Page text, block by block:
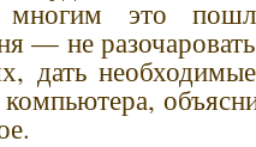
многим это
— не разочаровать
дать